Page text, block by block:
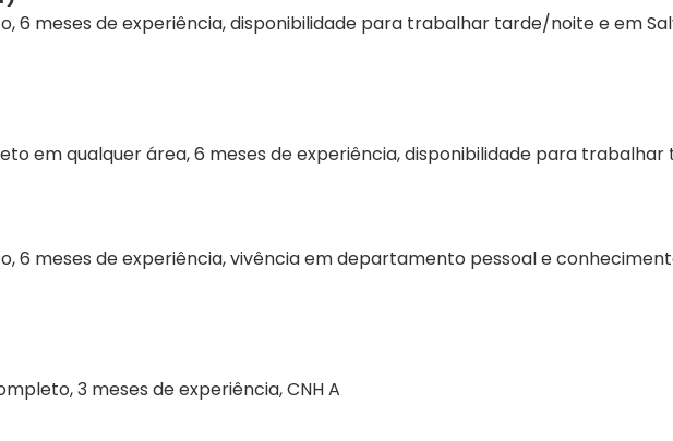
6 meses de experiência, disponibilidade para trabalhar tarde/noite e em
em qualquer área, 6 meses de experiência, disponibilidade para
6 meses de experiência, vivência em departamento pessoal e
3 meses de experiência, CNH A